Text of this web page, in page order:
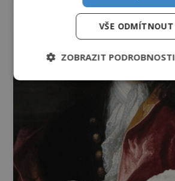
VŠE ODMÍTNOUT
ZOBRAZIT PODROBNOSTI